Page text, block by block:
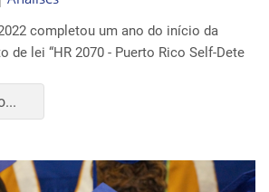
completou um ano do início da
de lei “HR 2070 - Puerto Rico Self-Dete